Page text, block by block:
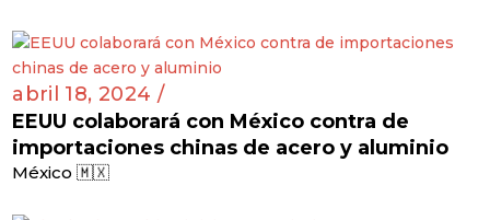
abril 18, 2024 /
EEUU colaborará con México contra de
importaciones chinas de acero y aluminio
México 🇲🇽